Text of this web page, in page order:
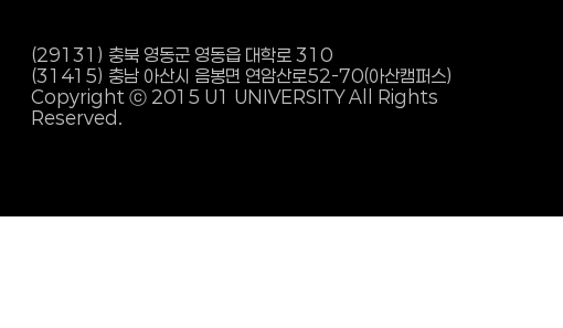
(29131) 충북 영동군 영동읍 대학로 310
(31415) 충남 아산시 음봉면 연암산로52-70(아산캠퍼스)
Copyright ⓒ 2015 U1 UNIVERSITY All Rights
Reserved.